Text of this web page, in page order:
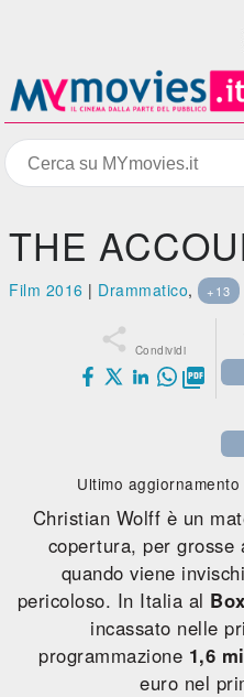
THE
Film 2016 | Drammatico, +13
 Condividi

Ultimo
Christian Wolff è un
copertura, per
quando viene
pericoloso. In Italia al
incassato nelle
programmazione 1,6
euro nel